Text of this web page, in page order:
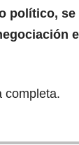
político,
completa.